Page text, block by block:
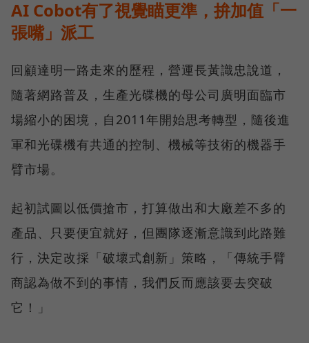
AI Cobot有了視覺瞄更準，拚加值「一
張嘴」派工
回顧達明一路走來的歷程，營運長黃識忠說道，
隨著網路普及，生產光碟機的母公司廣明面臨市
場縮小的困境，自2011年開始思考轉型，隨後進
軍和光碟機有共通的控制、機械等技術的機器手
臂市場。
起初試圖以低價搶市，打算做出和大廠差不多的
產品、只要便宜就好，但團隊逐漸意識到此路難
行，決定改採「破壞式創新」策略，「傳統手臂
商認為做不到的事情，我們反而應該要去突破
它！」